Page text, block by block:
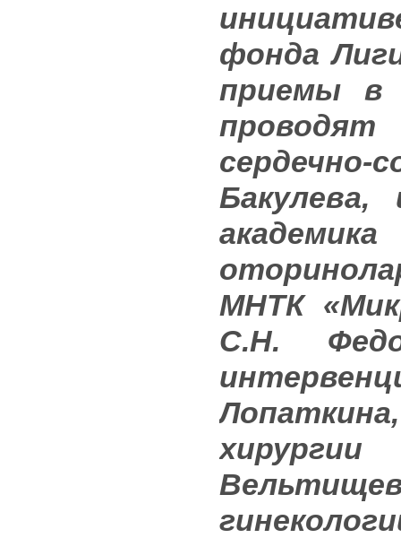
фонда
приемы в
сердечно-
Бакулева,
МНТК
С.Н.